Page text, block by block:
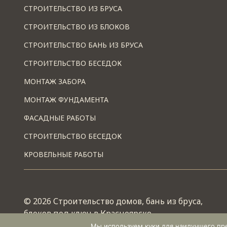
СТРОИТЕЛЬСТВО ИЗ БРУСА
СТРОИТЕЛЬСТВО ИЗ БЛОКОВ
СТРОИТЕЛЬСТВО БАНЬ ИЗ БРУСА
СТРОИТЕЛЬСТВО БЕСЕДОК
МОНТАЖ ЗАБОРА
МОНТАЖ ФУНДАМЕНТА
ФАСАДНЫЕ РАБОТЫ
СТРОИТЕЛЬСТВО БЕСЕДОК
КРОВЕЛЬНЫЕ РАБОТЫ
© 2026 Строительство домов, бань из бруса,
блоков под ключ в Красноярске